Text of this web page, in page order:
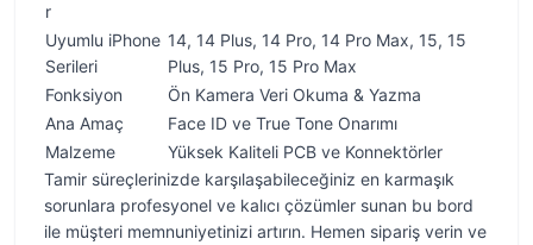
r
Uyumlu iPhone
Serileri
14, 14 Plus, 14 Pro, 14 Pro Max, 15, 15
Plus, 15 Pro, 15 Pro Max
Fonksiyon
Ön Kamera Veri Okuma & Yazma
Ana Amaç
Face ID ve True Tone Onarımı
Malzeme
Yüksek Kaliteli PCB ve Konnektörler
Tamir süreçlerinizde karşılaşabileceğiniz en karmaşık
sorunlara profesyonel ve kalıcı çözümler sunan bu bord
ile müşteri memnuniyetinizi artırın. Hemen sipariş verin ve